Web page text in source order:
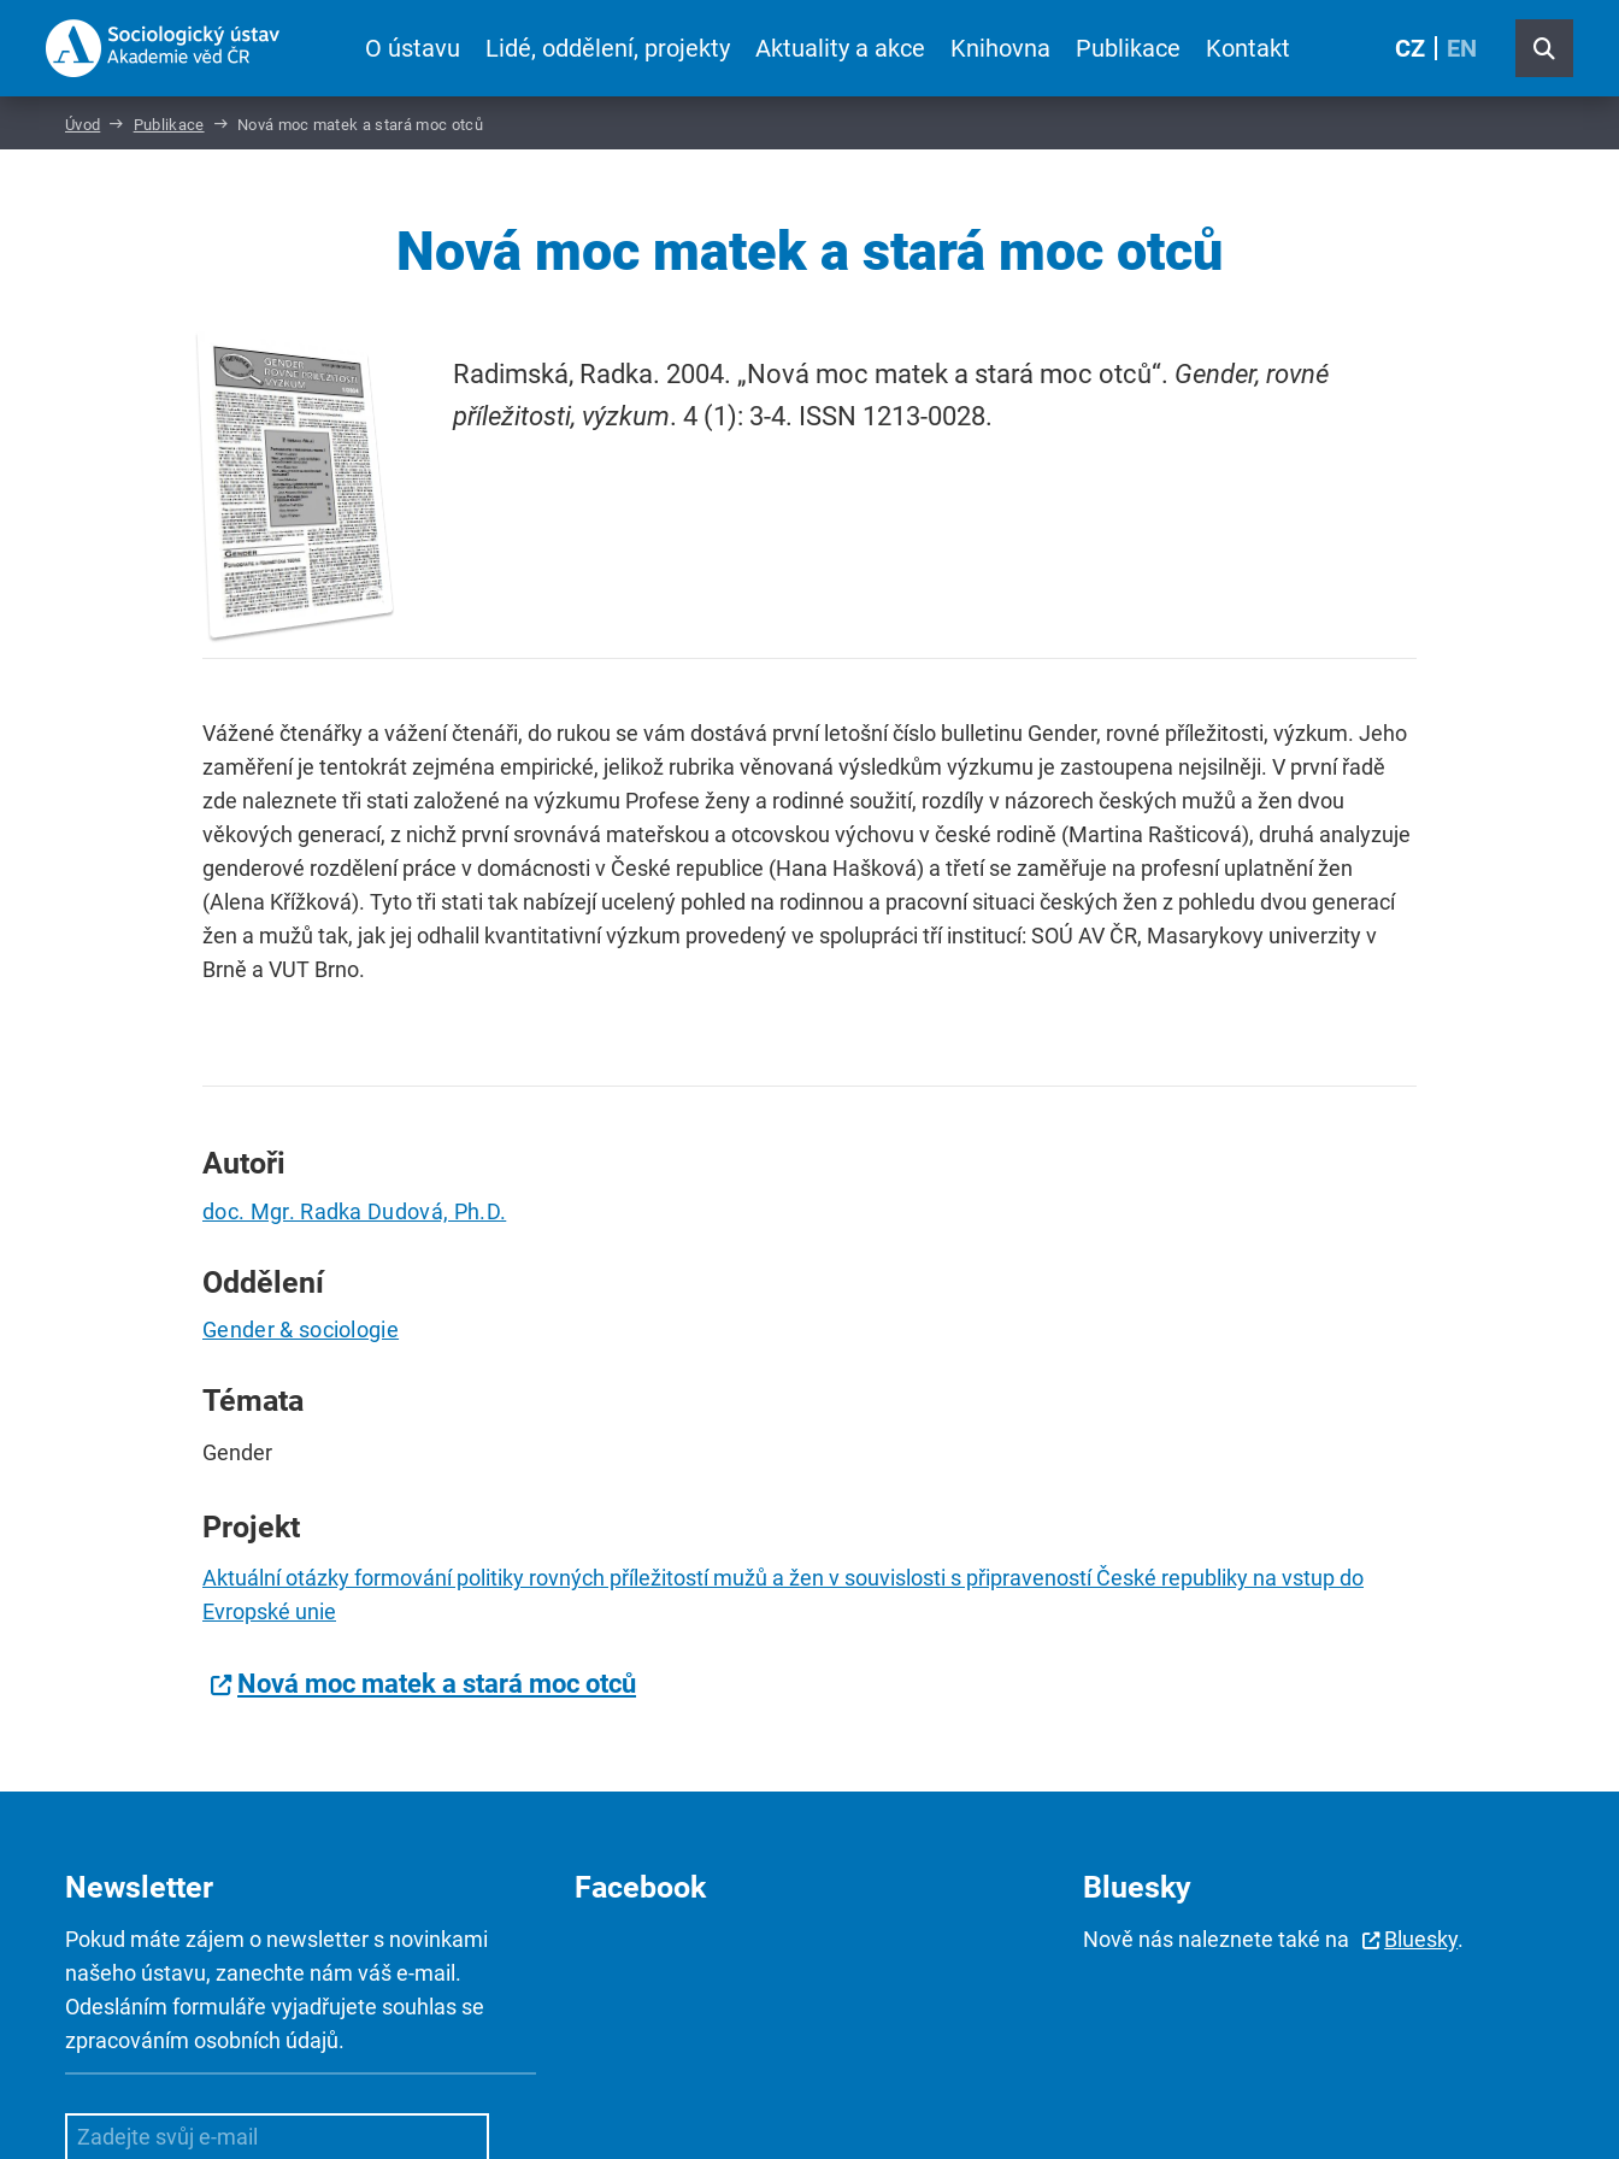
O ústavu Lidé, oddělení, projekty Aktuality a akce Knihovna Publikace Kontakt CZ EN
Úvod Publikace Nová moc matek a stará moc otců
Nová moc matek a stará moc otců
Radimská, Radka. 2004. „Nová moc matek a stará moc otců“. Gender, rovné
příležitosti, výzkum. 4 (1): 3-4. ISSN 1213-0028.
Vážené čtenářky a vážení čtenáři, do rukou se vám dostává první letošní číslo bulletinu Gender, rovné příležitosti, výzkum. Jeho
zaměření je tentokrát zejména empirické, jelikož rubrika věnovaná výsledkům výzkumu je zastoupena nejsilněji. V první řadě
zde naleznete tři stati založené na výzkumu Profese ženy a rodinné soužití, rozdíly v názorech českých mužů a žen dvou
věkových generací, z nichž první srovnává mateřskou a otcovskou výchovu v české rodině (Martina Rašticová), druhá analyzuje
genderové rozdělení práce v domácnosti v České republice (Hana Hašková) a třetí se zaměřuje na profesní uplatnění žen
(Alena Křížková). Tyto tři stati tak nabízejí ucelený pohled na rodinnou a pracovní situaci českých žen z pohledu dvou generací
žen a mužů tak, jak jej odhalil kvantitativní výzkum provedený ve spolupráci tří institucí: SOÚ AV ČR, Masarykovy univerzity v
Brně a VUT Brno.
Autoři
doc. Mgr. Radka Dudová, Ph.D.
Oddělení
Gender & sociologie
Témata
Gender
Projekt
Aktuální otázky formování politiky rovných příležitostí mužů a žen v souvislosti s připraveností České republiky na vstup do
Evropské unie
Nová moc matek a stará moc otců
Newsletter
Pokud máte zájem o newsletter s novinkami
našeho ústavu, zanechte nám váš e-mail.
Odesláním formuláře vyjadřujete souhlas se
zpracováním osobních údajů.
Facebook Bluesky
Nově nás naleznete také na Bluesky.